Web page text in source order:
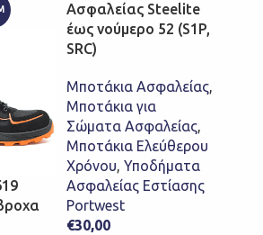
Ασφαλείας Steelite
έως νούμερο 52 (S1P,
SRC)
Μποτάκια Ασφαλείας,
Μποτάκια για
Σώματα Ασφαλείας,
Μποτάκια Ελεύθερου
Χρόνου, Υποδήματα
Ασφαλείας Εστίασης
Portwest
€30,00